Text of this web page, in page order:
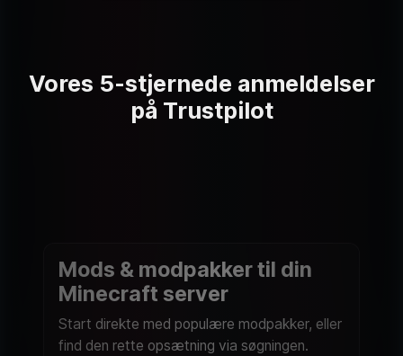
Vores 5-stjernede anmeldelser
på Trustpilot
Mods & modpakker til din
Minecraft server
Start direkte med populære modpakker, eller
find den rette opsætning via søgningen.